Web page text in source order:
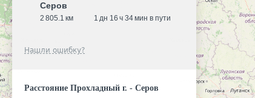
Серов
2 805.1 км 1 дн 16 ч 34 мин в пути
Нашли ошибку?
Расстояние Прохладный г. - Серов